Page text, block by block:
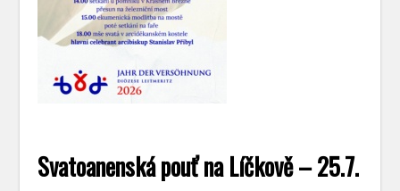
Svatoanenská pouť na Líčkově – 25.7.